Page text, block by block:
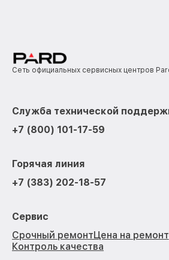
Сеть официальных сервисных центров
Служба технической
+7 (800) 101-17-59
Горячая линия
+7 (383) 202-18-57
Сервис
Срочный ремонтЦена на ремонт
Контроль качества